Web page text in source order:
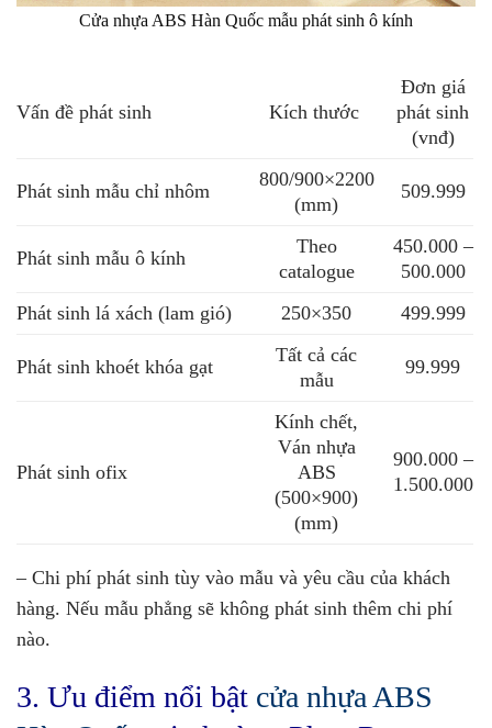
Cửa nhựa ABS Hàn Quốc mẫu phát sinh ô kính
Vấn đề phát sinh Kích thước
Đơn giá
phát sinh
(vnđ)
Phát sinh mẫu chỉ nhôm
800/900×2200
(mm)
509.999
Phát sinh mẫu ô kính
Theo
catalogue
450.000 –
500.000
Phát sinh lá xách (lam gió)
250×350 499.999
Phát sinh khoét khóa gạt
Tất cả các
mẫu
99.999
Phát sinh ofix
Kính chết,
Ván nhựa
ABS
(500×900)
(mm)
900.000 –
1.500.000
– Chi phí phát sinh tùy vào mẫu và yêu cầu của khách
hàng. Nếu mẫu phẳng sẽ không phát sinh thêm chi phí
nào.
3. Ưu điểm nổi bật cửa nhựa ABS